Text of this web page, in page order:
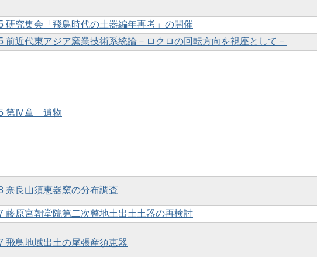
研究集会「飛鳥時代の土器編年再考」の開催
前近代東アジア窯業技術系統論－ロクロの回転方向を視座として－
第Ⅳ章 遺物
奈良山須恵器窯の分布調査
藤原宮朝堂院第二次整地土出土土器の再検討
飛鳥地域出土の尾張産須恵器